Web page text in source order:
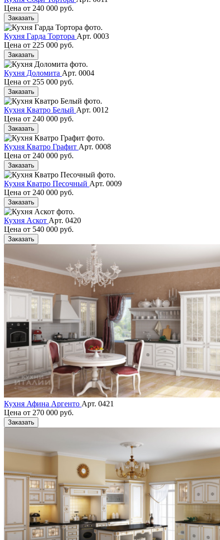
Цена от 240 000 руб.
Заказать
Кухня Гарда Тортора Арт. 0003
Цена от 225 000 руб.
Заказать
Кухня Доломита Арт. 0004
Цена от 255 000 руб.
Заказать
Кухня Кватро Белый Арт. 0012
Цена от 240 000 руб.
Заказать
Кухня Кватро Графит Арт. 0008
Цена от 240 000 руб.
Заказать
Кухня Кватро Песочный Арт. 0009
Цена от 240 000 руб.
Заказать
Кухня Аскот Арт. 0420
Цена от 540 000 руб.
Заказать
Кухня Афина Аргенто Арт. 0421
Цена от 270 000 руб.
Заказать